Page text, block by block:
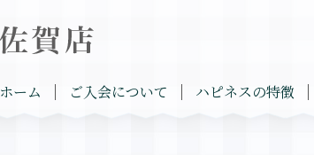
ホーム ご入会について ハピネスの特徴